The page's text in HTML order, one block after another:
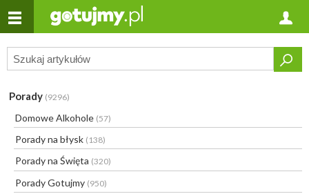
Porady (9296)
Domowe Alkohole (57)
Porady na błysk (138)
Porady na Święta (320)
Porady Gotujmy (950)